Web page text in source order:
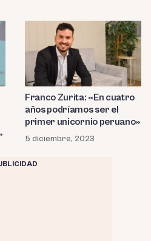
Franco Zurita: «En cuatro
años podríamos ser el
primer unicornio peruano»
5 diciembre, 2023